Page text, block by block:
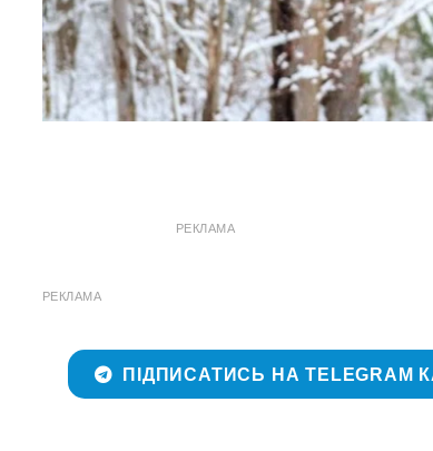
РЕКЛАМА
РЕКЛАМА
ПІДПИСАТИСЬ НА TELEGRAM